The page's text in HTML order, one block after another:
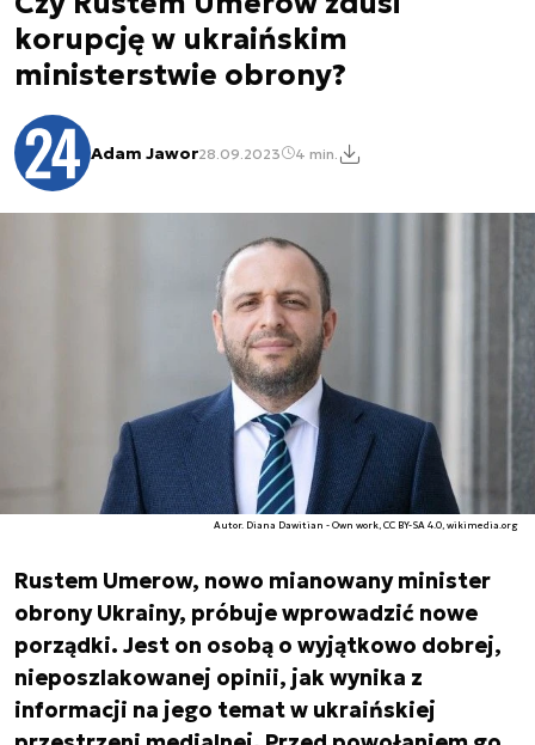
korupcję w ukraińskim
ministerstwie obrony?
Adam Jawor28.09.2023 4 min.
Autor. Diana Dawitian - Own work, CC BY-SA 4.0, wikimedia.org
Rustem Umerow, nowo mianowany minister
obrony Ukrainy, próbuje wprowadzić nowe
porządki. Jest on osobą o wyjątkowo dobrej,
nieposzlakowanej opinii, jak wynika z
informacji na jego temat w ukraińskiej